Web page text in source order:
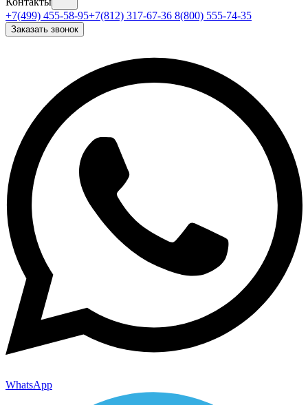
+7(499) 455-58-95+7(812) 317-67-36 8(800) 555-74-35
Заказать звонок
WhatsApp